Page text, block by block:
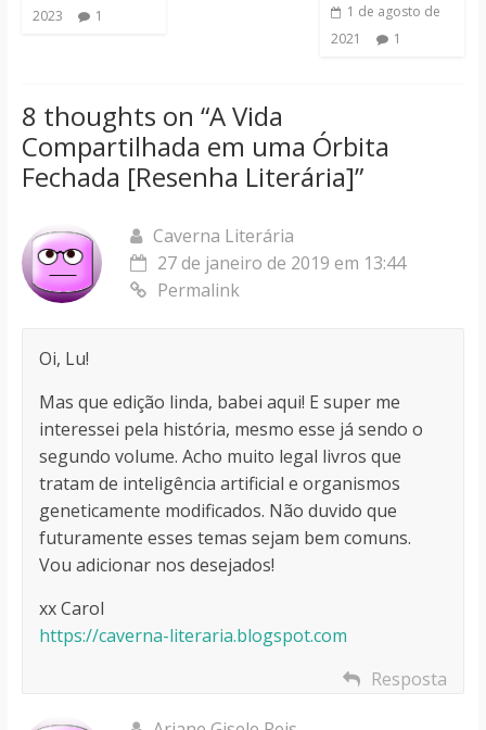
2023
1
1 de agosto de
2021
1
8 thoughts on “A Vida
Compartilhada em uma Órbita
Fechada [Resenha Literária]”
Caverna Literária
27 de janeiro de 2019 em 13:44
Permalink
Oi, Lu!
Mas que edição linda, babei aqui! E super me
interessei pela história, mesmo esse já sendo o
segundo volume. Acho muito legal livros que
tratam de inteligência artificial e organismos
geneticamente modificados. Não duvido que
futuramente esses temas sejam bem comuns.
Vou adicionar nos desejados!
xx Carol
https://caverna-literaria.blogspot.com
Resposta